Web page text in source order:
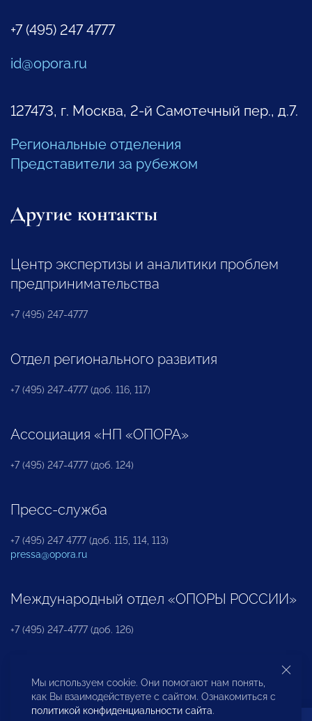
+7 (495) 247 4777
id@opora.ru
127473, г. Москва, 2-й Самотечный пер., д.7.
Региональные отделения
Представители за рубежом
Другие контакты
Центр экспертизы и аналитики проблем
предпринимательства
+7 (495) 247-4777
Отдел регионального развития
+7 (495) 247-4777 (доб. 116, 117)
Ассоциация «НП «ОПОРА»
+7 (495) 247-4777 (доб. 124)
Пресс-служба
+7 (495) 247 4777 (доб. 115, 114, 113)
pressa@opora.ru
Международный отдел «ОПОРЫ РОССИИ»
+7 (495) 247-4777 (доб. 126)
Бюро по защите прав предпринимателей и
инвесторов
Мы используем cookie. Они помогают нам понять,
как Вы взаимодействуете с сайтом. Ознакомиться с
политикой конфиденциальности сайта.